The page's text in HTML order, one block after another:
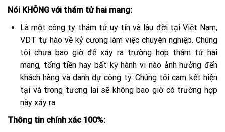
Nói KHÔNG với thám tử hai mang:
Là một công ty thám tử uy tín và lâu đời tại Việt Nam,
VDT tự hào về kỷ cương làm việc chuyên nghiệp. Chúng
tôi chưa bao giờ để xảy ra trường hợp thám tử hai
mang, tống tiền hay bất kỳ hành vi nào ảnh hưởng đến
khách hàng và danh dự công ty. Chúng tôi cam kết hiện
tại và trong tương lai sẽ không bao giờ có trường hợp
này xảy ra.
Thông tin chính xác 100%: